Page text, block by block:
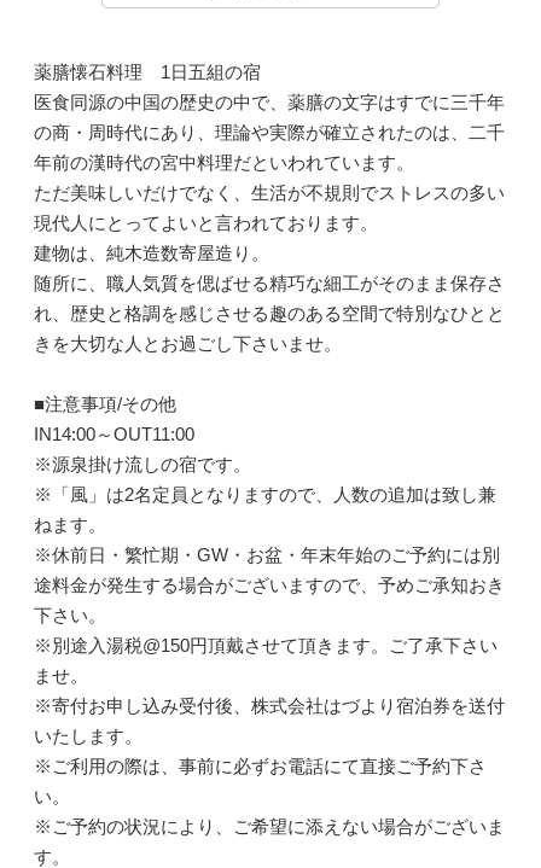
薬膳懐石料理 1日五組の宿
医食同源の中国の歴史の中で、薬膳の文字はすでに三千年
の商・周時代にあり、理論や実際が確立されたのは、二千
年前の漢時代の宮中料理だといわれています。
ただ美味しいだけでなく、生活が不規則でストレスの多い
現代人にとってよいと言われております。
建物は、純木造数寄屋造り。
随所に、職人気質を偲ばせる精巧な細工がそのまま保存さ
れ、歴史と格調を感じさせる趣のある空間で特別なひとと
きを大切な人とお過ごし下さいませ。
■注意事項/その他
IN14:00～OUT11:00
※源泉掛け流しの宿です。
※「風」は2名定員となりますので、人数の追加は致し兼
ねます。
※休前日・繁忙期・GW・お盆・年末年始のご予約には別
途料金が発生する場合がございますので、予めご承知おき
下さい。
※別途入湯税@150円頂戴させて頂きます。ご了承下さい
ませ。
※寄付お申し込み受付後、株式会社はづより宿泊券を送付
いたします。
※ご利用の際は、事前に必ずお電話にて直接ご予約下さ
い。
※ご予約の状況により、ご希望に添えない場合がございま
す。